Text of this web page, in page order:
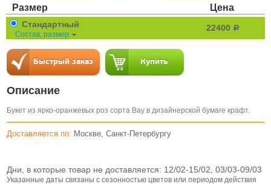
Размер Цена
Стандартный
Состав, размер
22400 a
Описание
Букет из ярко-оранжевых роз сорта Вау в дизайнерской бумаге крафт.
Доставляется по: Москве, Санкт-Петербургу
Дни, в которые товар не доставляется: 12/02-15/02, 03/03-09/03
Указанные даты связаны с сезонностью цветов или периодом действия